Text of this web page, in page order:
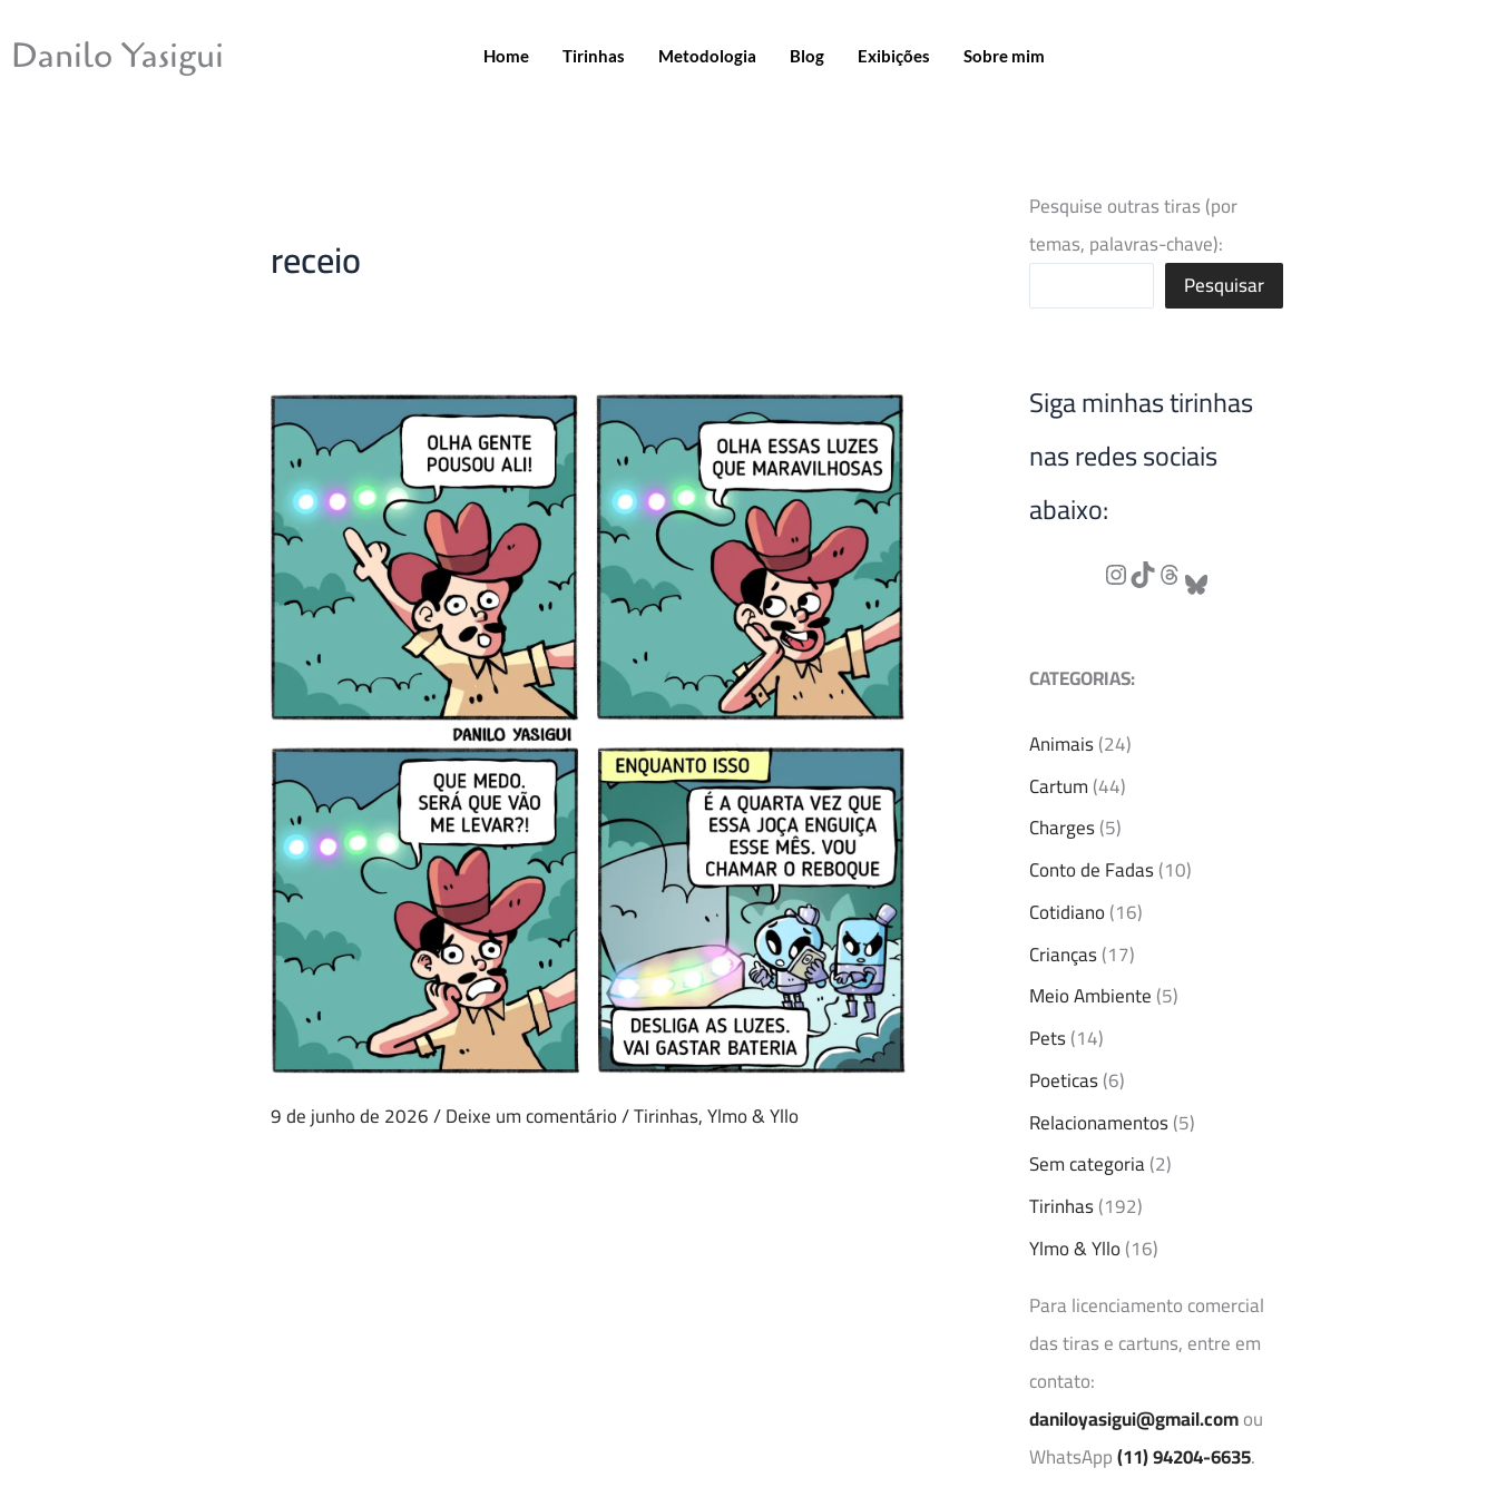
para
Danilo Yasigui Home Tirinhas Metodologia Blog Exibições Sobre mim
receio
9 de junho de 2026/Deixe um comentário/Tirinhas,Ylmo & Yllo
Pesquise outras tiras (por
temas, palavras-chave):
Pesquisar
Siga minhas tirinhas
nas redes sociais
abaixo:
CATEGORIAS:
Animais(24)
Cartum(44)
Charges(5)
Conto de Fadas(10)
Cotidiano(16)
Crianças(17)
Meio Ambiente(5)
Pets(14)
Poeticas(6)
Relacionamentos(5)
Sem categoria(2)
Tirinhas(192)
Ylmo & Yllo(16)
Para licenciamento comercial
das tiras e cartuns, entre em
contato:
daniloyasigui@gmail.comou
WhatsApp(11) 94204-6635.